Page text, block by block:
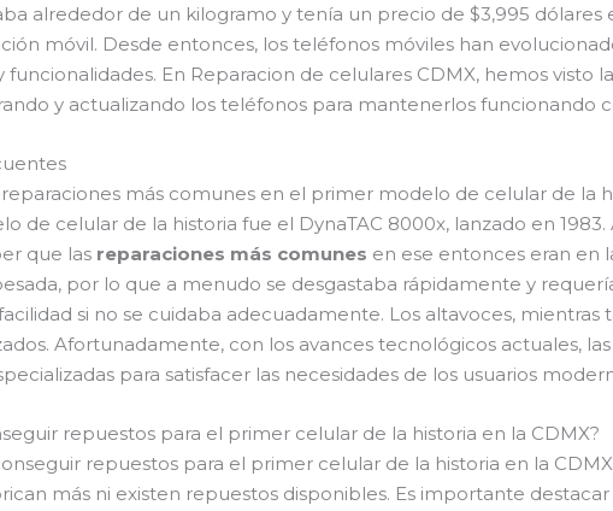
alrededor de un kilogramo y tenía un precio de $3,995
móvil. Desde entonces, los teléfonos móviles han
funcionalidades. En Reparacion de celulares CDMX, hemos visto
y actualizando los teléfonos para mantenerlos funcionando
reparaciones más comunes en el primer modelo de celular de la
de celular de la historia fue el DynaTAC 8000x, lanzado en
que las reparaciones más comunes en ese entonces eran en
por lo que a menudo se desgastaba rápidamente y
si no se cuidaba adecuadamente. Los altavoces,
Afortunadamente, con los avances tecnológicos actuales,
para satisfacer las necesidades de los usuarios
repuestos para el primer celular de la historia en la CDMX?
repuestos para el primer celular de la historia en la
más ni existen repuestos disponibles. Es importante